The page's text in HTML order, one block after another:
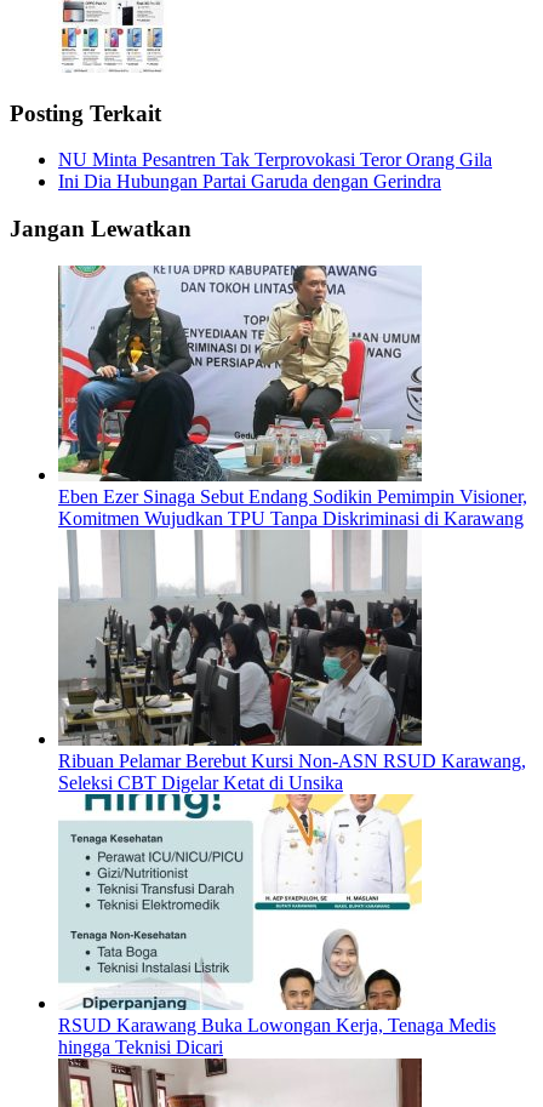
Posting Terkait
NU Minta Pesantren Tak Terprovokasi Teror Orang Gila
Ini Dia Hubungan Partai Garuda dengan Gerindra
Jangan Lewatkan
Eben Ezer Sinaga Sebut Endang Sodikin Pemimpin Visioner,
Komitmen Wujudkan TPU Tanpa Diskriminasi di Karawang
Ribuan Pelamar Berebut Kursi Non-ASN RSUD Karawang,
Seleksi CBT Digelar Ketat di Unsika
RSUD Karawang Buka Lowongan Kerja, Tenaga Medis
hingga Teknisi Dicari